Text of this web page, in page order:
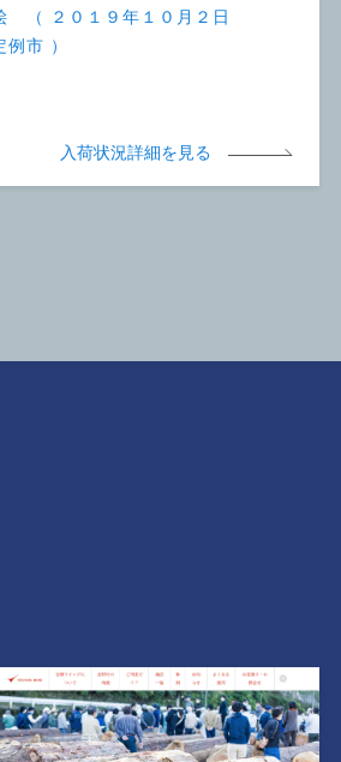
（ ２０１９年１０月２日
例市 ）
入荷状況詳細を見る